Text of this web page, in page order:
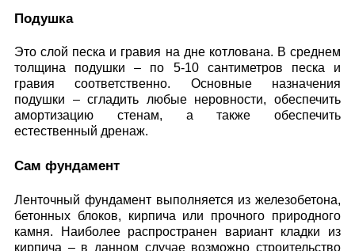
Подушка
Это слой песка и гравия на дне котлована. В среднем
толщина подушки – по 5-10 сантиметров песка и
гравия соответственно. Основные назначения
подушки – сгладить любые неровности, обеспечить
амортизацию стенам, а также обеспечить
естественный дренаж.
Сам фундамент
Ленточный фундамент выполняется из железобетона,
бетонных блоков, кирпича или прочного природного
камня. Наиболее распространен вариант кладки из
кирпича – в данном случае возможно строительство